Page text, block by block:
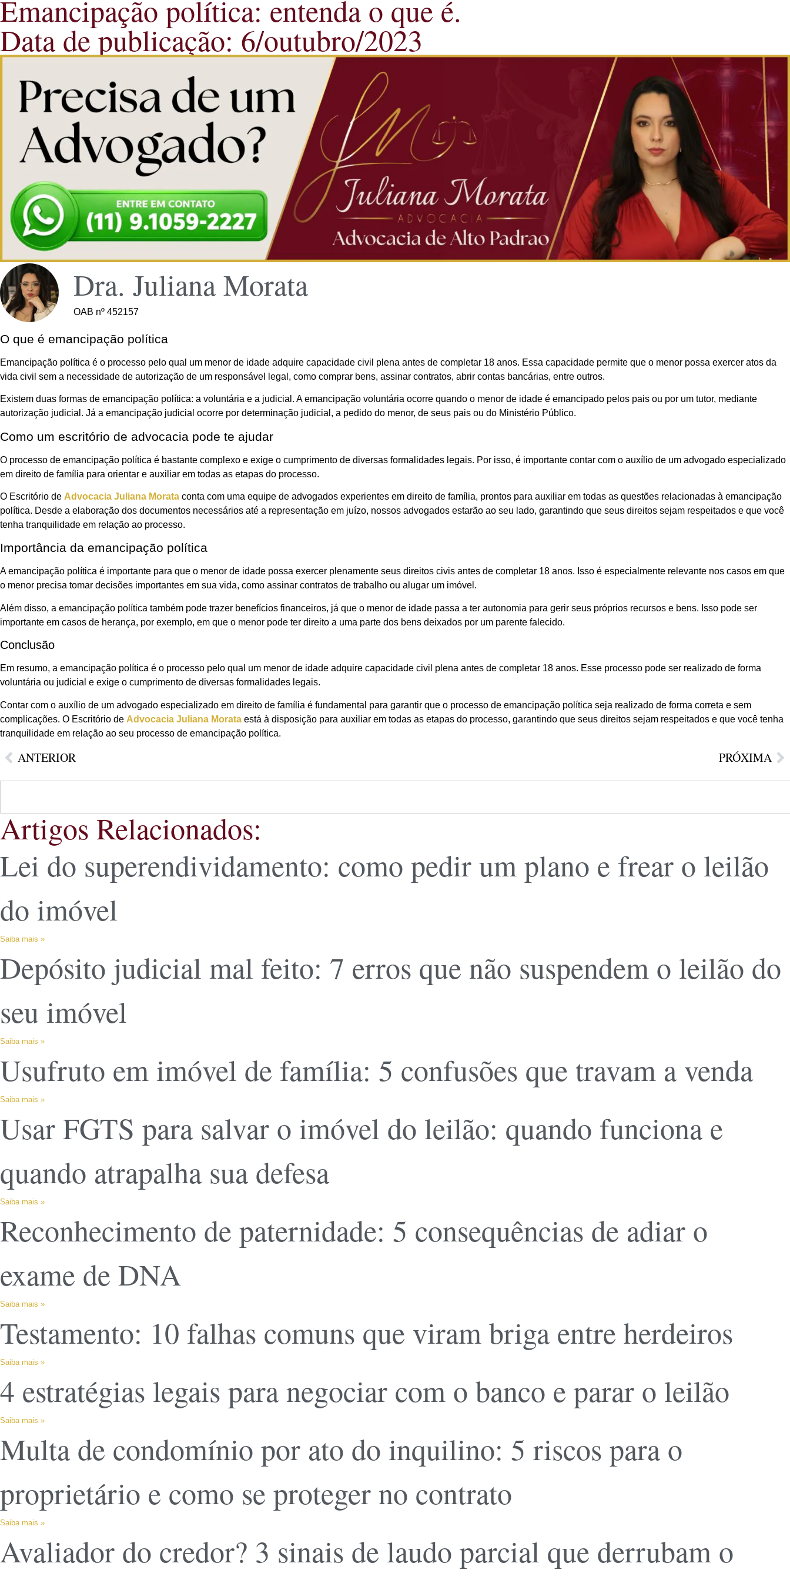
Emancipação política: entenda o que é.
Data de publicação: 6/outubro/2023
Dra. Juliana Morata
OAB nº 452157
O que é emancipação política
Emancipação política é o processo pelo qual um menor de idade adquire capacidade civil plena antes de completar 18 anos. Essa capacidade permite que o menor possa exercer atos da
vida civil sem a necessidade de autorização de um responsável legal, como comprar bens, assinar contratos, abrir contas bancárias, entre outros.
Existem duas formas de emancipação política: a voluntária e a judicial. A emancipação voluntária ocorre quando o menor de idade é emancipado pelos pais ou por um tutor, mediante
autorização judicial. Já a emancipação judicial ocorre por determinação judicial, a pedido do menor, de seus pais ou do Ministério Público.
Como um escritório de advocacia pode te ajudar
O processo de emancipação política é bastante complexo e exige o cumprimento de diversas formalidades legais. Por isso, é importante contar com o auxílio de um advogado especializado
em direito de família para orientar e auxiliar em todas as etapas do processo.
O Escritório de Advocacia Juliana Morata conta com uma equipe de advogados experientes em direito de família, prontos para auxiliar em todas as questões relacionadas à emancipação
política. Desde a elaboração dos documentos necessários até a representação em juízo, nossos advogados estarão ao seu lado, garantindo que seus direitos sejam respeitados e que você
tenha tranquilidade em relação ao processo.
Importância da emancipação política
A emancipação política é importante para que o menor de idade possa exercer plenamente seus direitos civis antes de completar 18 anos. Isso é especialmente relevante nos casos em que
o menor precisa tomar decisões importantes em sua vida, como assinar contratos de trabalho ou alugar um imóvel.
Além disso, a emancipação política também pode trazer benefícios financeiros, já que o menor de idade passa a ter autonomia para gerir seus próprios recursos e bens. Isso pode ser
importante em casos de herança, por exemplo, em que o menor pode ter direito a uma parte dos bens deixados por um parente falecido.
Conclusão
Em resumo, a emancipação política é o processo pelo qual um menor de idade adquire capacidade civil plena antes de completar 18 anos. Esse processo pode ser realizado de forma
voluntária ou judicial e exige o cumprimento de diversas formalidades legais.
Contar com o auxílio de um advogado especializado em direito de família é fundamental para garantir que o processo de emancipação política seja realizado de forma correta e sem
complicações. O Escritório de Advocacia Juliana Morata está à disposição para auxiliar em todas as etapas do processo, garantindo que seus direitos sejam respeitados e que você tenha
tranquilidade em relação ao seu processo de emancipação política.
ANTERIOR PRÓXIMA
Artigos Relacionados:
Lei do superendividamento: como pedir um plano e frear o leilão
do imóvel
Saiba mais »
Depósito judicial mal feito: 7 erros que não suspendem o leilão do
seu imóvel
Saiba mais »
Usufruto em imóvel de família: 5 confusões que travam a venda
Saiba mais »
Usar FGTS para salvar o imóvel do leilão: quando funciona e
quando atrapalha sua defesa
Saiba mais »
Reconhecimento de paternidade: 5 consequências de adiar o
exame de DNA
Saiba mais »
Testamento: 10 falhas comuns que viram briga entre herdeiros
Saiba mais »
4 estratégias legais para negociar com o banco e parar o leilão
Saiba mais »
Multa de condomínio por ato do inquilino: 5 riscos para o
proprietário e como se proteger no contrato
Saiba mais »
Avaliador do credor? 3 sinais de laudo parcial que derrubam o